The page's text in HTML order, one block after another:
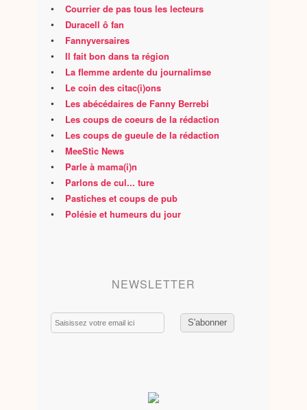
• Courrier de pas tous les lecteurs
• Duracell ô fan
• Fannyversaires
• Il fait bon dans ta région
• La flemme ardente du journalimse
• Le coin des citac(i)ons
• Les abécédaires de Fanny Berrebi
• Les coups de coeurs de la rédaction
• Les coups de gueule de la rédaction
• MeeStic News
• Parle à mama(i)n
• Parlons de cul... ture
• Pastiches et coups de pub
• Polésie et humeurs du jour
NEWSLETTER
Email